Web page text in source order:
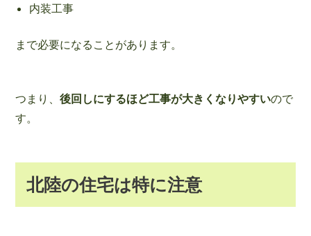
内装工事
まで必要になることがあります。
つまり、 後回しにするほど工事が大きくなりやすいので
す。
北陸の住宅は特に注意